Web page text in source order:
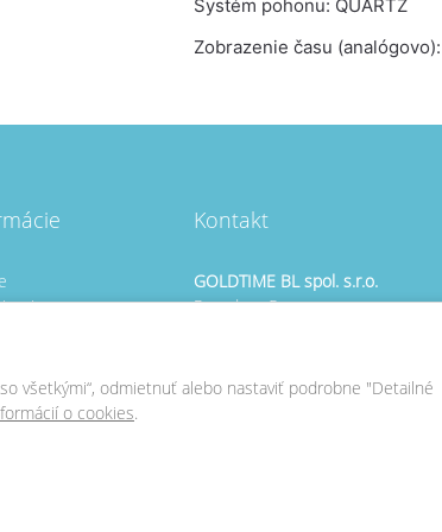
Systém pohonu: QUARTZ
Zobrazenie času
Kontakt
GOLDTIME BL spol. s.r.o.
Rezedova 5
všetkými“, odmietnuť alebo nastaviť podrobne "Detailné
o cookies.